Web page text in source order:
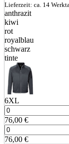
Lieferzeit: ca. 14
anthrazit
kiwi
rot
royalblau
schwarz
tinte
6XL
76,00 €
76,00 €